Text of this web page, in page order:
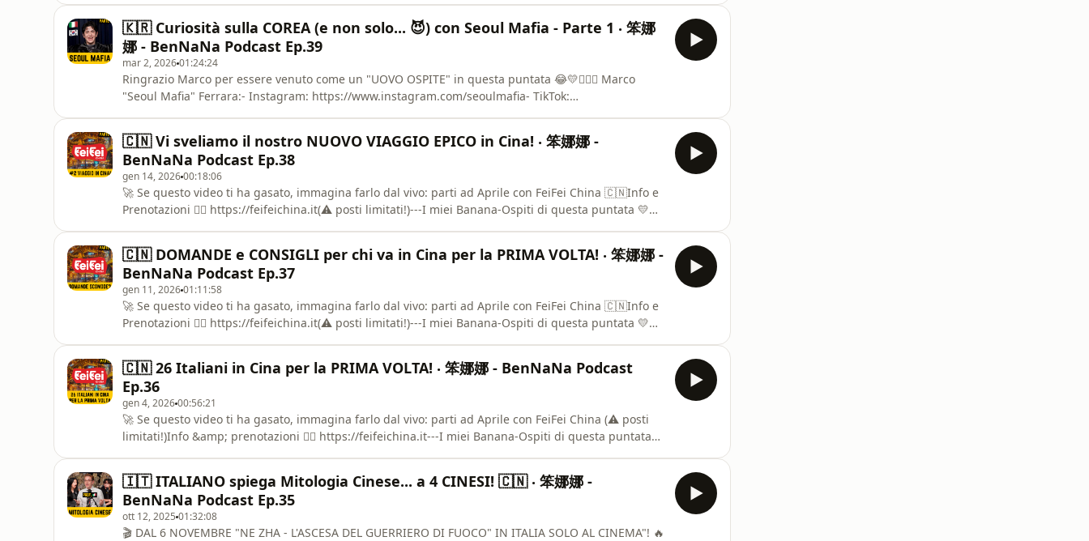
Wang:- Instagram: https://www.instagram.com/cristian.wang🍌 BenNaNa Podcast- Instagram:
https://www.instagram.com/bennana.pod---✈️ FeiFe
🇰🇷 Curiosità sulla COREA (e non solo... 😈) con Seoul Mafia - Parte 1 ‧ 笨娜
娜 - BenNaNa Podcast Ep.39
mar 2, 202601:24:24
Ringrazio Marco per essere venuto come un "UOVO OSPITE" in questa puntata 😂💛🙋🏻‍♂️ Marco
"Seoul Mafia" Ferrara:- Instagram: https://www.instagram.com/seoulmafia- TikTok:
Wang:- Instagram: https://www.instagram.com/cristian.wang🍌 BenNaNa Podcast- Instagram:
https://www.instagram.com/bennana.pod---✈️ FeiFe
🇨🇳 Vi sveliamo il nostro NUOVO VIAGGIO EPICO in Cina! ‧ 笨娜娜 -
BenNaNa Podcast Ep.38
gen 14, 202600:18:06
🚀 Se questo video ti ha gasato, immagina farlo dal vivo: parti ad Aprile con FeiFei China 🇨🇳Info e
Prenotazioni 👉🏻 https://feifeichina.it(⚠️ posti limitati!)---I miei Banana-Ospiti di questa puntata 💛
https://www.tiktok.com/@davidhee97- YouTube: https://www.youtube.com/@davidehe97🙋🏻‍♂️ Keven
Su (Kleens):- Instagram: https://w
🇨🇳 DOMANDE e CONSIGLI per chi va in Cina per la PRIMA VOLTA! ‧ 笨娜娜 -
BenNaNa Podcast Ep.37
gen 11, 202601:11:58
🚀 Se questo video ti ha gasato, immagina farlo dal vivo: parti ad Aprile con FeiFei China 🇨🇳Info e
Prenotazioni 👉🏻 https://feifeichina.it(⚠️ posti limitati!)---I miei Banana-Ospiti di questa puntata 💛
https://www.tiktok.com/@davidhee97- YouTube: https://www.youtube.com/@davidehe97🙋🏻‍♂️ Keven
Su (Kleens):- Instagram: https://w
🇨🇳 26 Italiani in Cina per la PRIMA VOLTA! ‧ 笨娜娜 - BenNaNa Podcast
Ep.36
gen 4, 202600:56:21
🚀 Se questo video ti ha gasato, immagina farlo dal vivo: parti ad Aprile con FeiFei China (⚠️ posti
limitati!)Info &amp; prenotazioni 👉🏻 https://feifeichina.it---I miei Banana-Ospiti di questa puntata
https://www.tiktok.com/@davidhee97- YouTube: https://www.youtube.com/@davidehe97🙋🏻‍♂️ Keven
Su (Kleens):- Instagram: https:/
🇮🇹 ITALIANO spiega Mitologia Cinese... a 4 CINESI! 🇨🇳 ‧ 笨娜娜 -
BenNaNa Podcast Ep.35
ott 12, 2025 01:32:08
🎬 DAL 6 NOVEMBRE "NE ZHA - L'ASCESA DEL GUERRIERO DI FUOCO" IN ITALIA SOLO AL CINEMA"! 🔥